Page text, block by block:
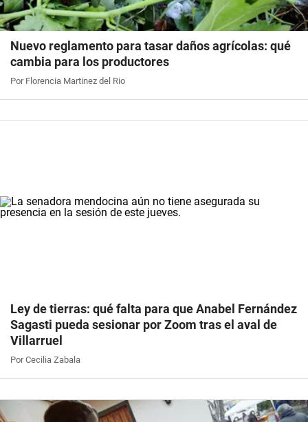
Nuevo reglamento para tasar daños agrícolas: qué
cambia para los productores
Por Florencia Martinez del Rio
Ley de tierras: qué falta para que Anabel Fernández
Sagasti pueda sesionar por Zoom tras el aval de
Villarruel
Por Cecilia Zabala